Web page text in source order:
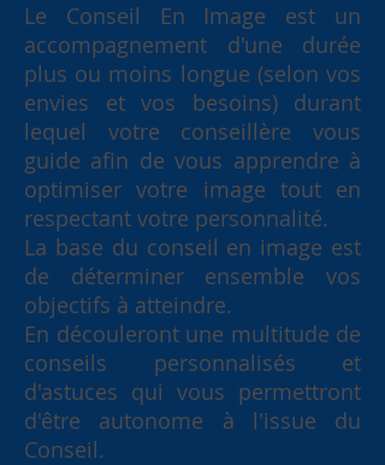
Le Conseil En Image est un
accompagnement d'une durée
plus ou moins longue (selon vos
envies et vos besoins) durant
lequel votre conseillère vous
guide afin de vous apprendre à
optimiser votre image tout en
respectant votre personnalité.
La base du conseil en image est
de déterminer ensemble vos
objectifs à atteindre.
En découleront une multitude de
conseils personnalisés et
d'astuces qui vous permettront
d'être autonome à l'issue du
Conseil.